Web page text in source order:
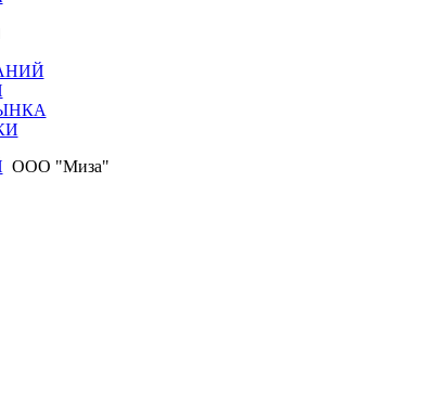
ООО "Миза"